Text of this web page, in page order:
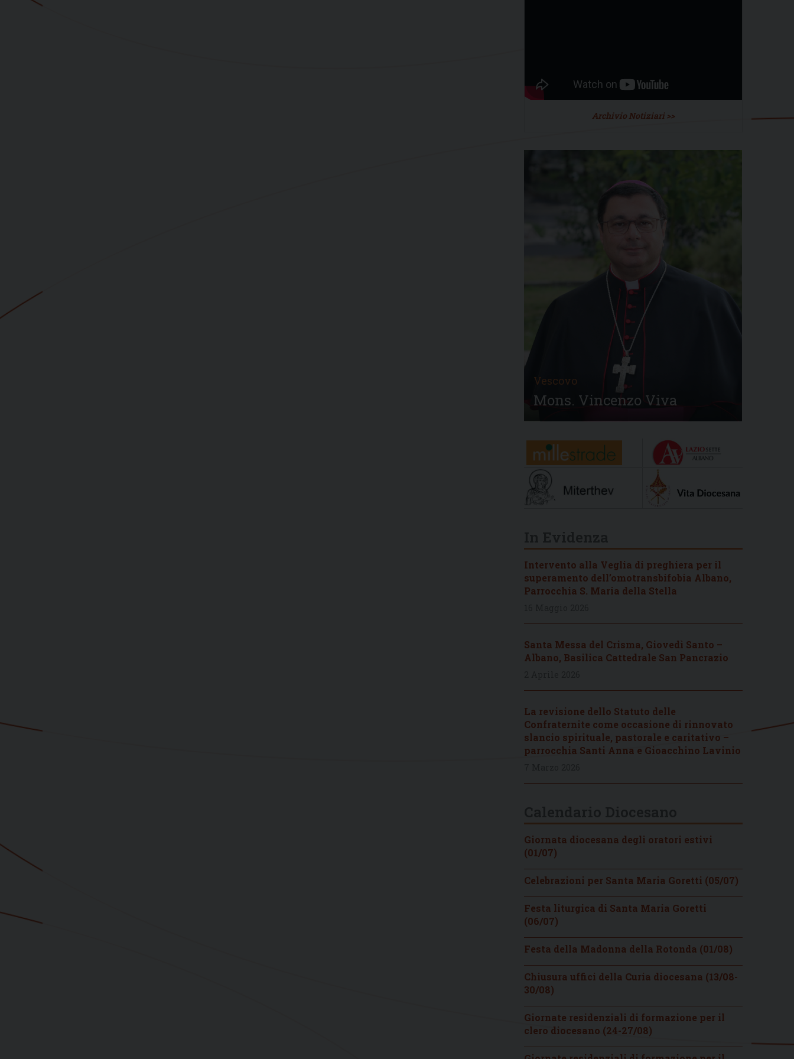
Archivio Notiziari >>
Vescovo
Mons. Vincenzo Viva
Intervento alla Veglia di preghiera per il
superamento dell’omotransbifobia Albano,
Parrocchia S. Maria della Stella
Santa Messa del Crisma, Giovedì Santo –
Albano, Basilica Cattedrale San Pancrazio
La revisione dello Statuto delle
Confraternite come occasione di rinnovato
slancio spirituale, pastorale e caritativo –
parrocchia Santi Anna e Gioacchino Lavinio
Giornata diocesana degli oratori estivi
(01/07)
Celebrazioni per Santa Maria Goretti (05/07)
Festa liturgica di Santa Maria Goretti
(06/07)
Festa della Madonna della Rotonda (01/08)
Chiusura uffici della Curia diocesana (13/08-
30/08)
Giornate residenziali di formazione per il
clero diocesano (24-27/08)